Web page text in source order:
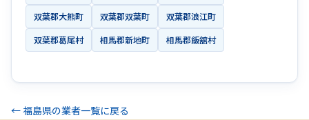
双葉郡大熊町
双葉郡双葉町
双葉郡浪江町
双葉郡葛尾村
相馬郡新地町 相馬郡飯舘村
← 福島県の業者一覧に戻る